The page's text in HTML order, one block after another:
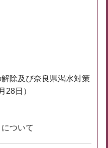
除及び奈良県渇水対策
28日）
ついて